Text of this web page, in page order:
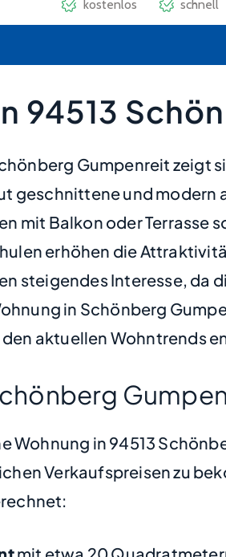
94513
Gumpenreit
geschnittene und
mit Balkon oder
erhöhen die
steigendes Interesse, da
in Schönberg
aktuellen Wohntrends
Wohnung in 94513
Verkaufspreisen zu